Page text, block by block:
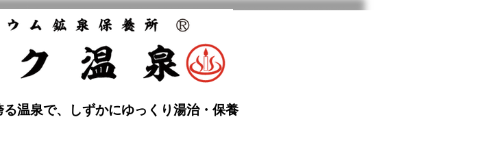
る温泉で、しずかにゆっくり湯治・保養